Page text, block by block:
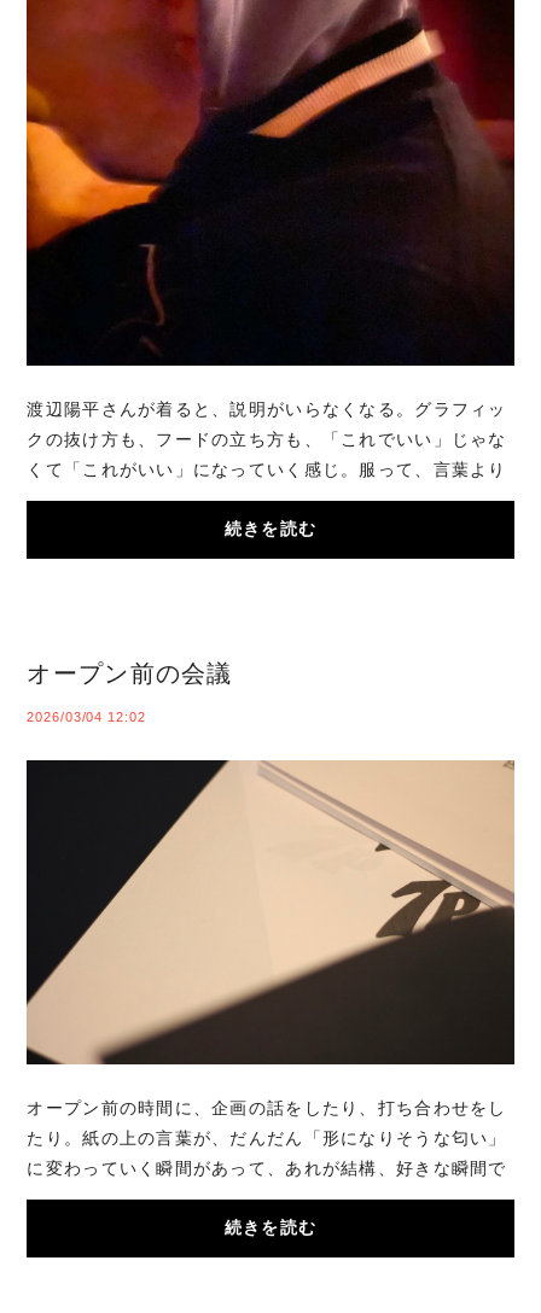
渡辺陽平さんが着ると、説明がいらなくなる。グラフィッ
クの抜け方も、フードの立ち方も、「これでいい」じゃな
くて「これがいい」になっていく感じ。服って、言葉より
先に伝わる瞬間がある。今日はまさに、それ...
続きを読む
オープン前の会議
2026/03/04 12:02
オープン前の時間に、企画の話をしたり、打ち合わせをし
たり。紙の上の言葉が、だんだん「形になりそうな匂い」
に変わっていく瞬間があって、あれが結構、好きな瞬間で
す。店は店で、事務所でもあって。この静か...
続きを読む